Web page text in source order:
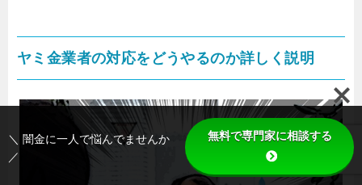
ヤミ金業者の対応をどうやるのか詳しく説明
＼ 闇金に一人で悩んでませんか
／
無料で専門家に相談する